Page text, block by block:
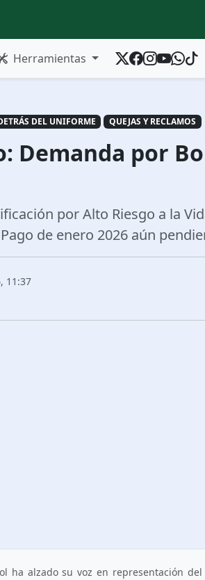
Herramientas
DEL UNIFORME QUEJAS Y RECLAMOS
Demanda por
por Alto Riesgo a la
de enero 2026 aún
11:37
ha alzado su voz en representación